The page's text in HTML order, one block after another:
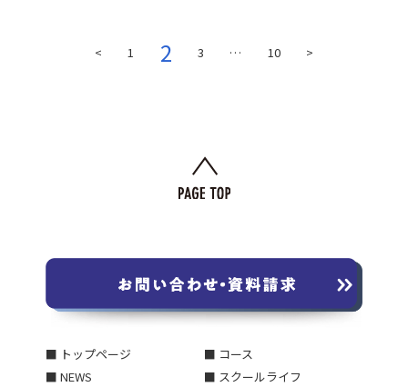
< 1 2 3 … 10 >
■ トップページ
■ NEWS
■ コース
■ スクールライフ